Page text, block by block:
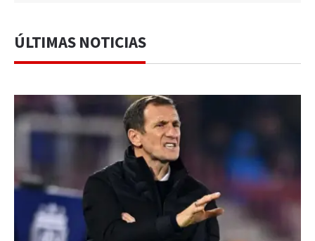
ÚLTIMAS NOTICIAS